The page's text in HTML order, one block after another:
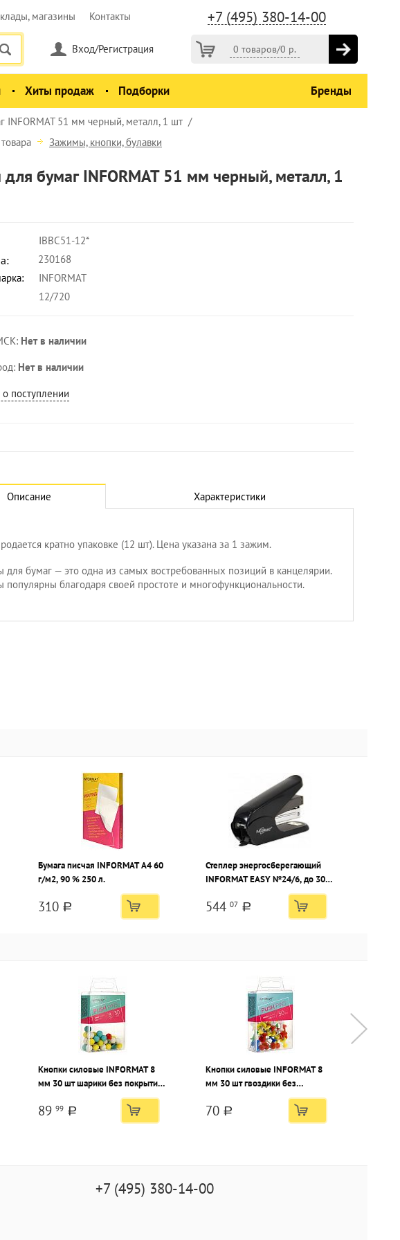
+7 (495) 380-14-00
магазины Контакты
0 товаров/0 р.
Вход/Регистрация
Хиты продаж Подборки Бренды
INFORMAT 51 мм черный, металл, 1 шт
Зажимы, кнопки, булавки
бумаг INFORMAT 51 мм черный, металл, 1
IBBC51-12*
230168
INFORMAT
12/720
Нет в наличии
Нет в наличии
поступлении
Описание Характеристики
кратно упаковке (12 шт). Цена указана за 1 зажим.
бумаг — это одна из самых востребованных позиций в канцелярии.
благодаря своей простоте и многофункциональности.
Бумага писчая INFORMAT А4 60
г/м2, 90 % 250 л.
310 a
Степлер энергосберегающий
INFORMAT EASY №24/6, до 30
листов, пластик, черный
544 07 a
Кнопки силовые INFORMAT 8
мм 30 шт шарики без покрытия
89 99 a
Кнопки силовые INFORMAT 8
мм 30 шт гвоздики без
70 a
+7 (495) 380-14-00